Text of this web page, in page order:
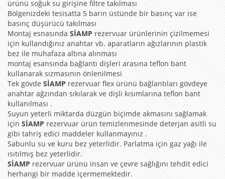
ürünü soğuk su girişine filtre takılması
Bölgenizdeki tesisatta 5 barın üstünde bir basınç var ise
basınç düşürücü takılması
Montaj esnasında SİAMP rezervuar ürünlerinin çizilmemesi
için kullandığınız anahtar vb. aparatların ağızlarının plastik
bez ile muhafaza altına alınması
montaj esansında bağlantı dişleri arasına teflon bant
kullanarak sızmasının önlenilmesi
Tek gövde SİAMP rezervuar flex ürünü bağlantıları gövdeye
anahtar ağzından sıkılarak ve dişli kısımlarına teflon bant
kullanılması .
Suyun yeterli miktarda düzgün biçimde akmasını sağlamak
için SİAMP rezervuar ürün temizlenmesinde deterjan asitli su
gibi tahriş edici maddeler kullanmayınız .
Sabunlu su ve kuru bez yeterlidir. Parlatma için gaz yağı ile
ısıtılmış bez yeterlidir.
SİAMP rezervuar ürünü insan ve çevre sağlığını tehdit edici
herhangi bir madde içermemektedir.